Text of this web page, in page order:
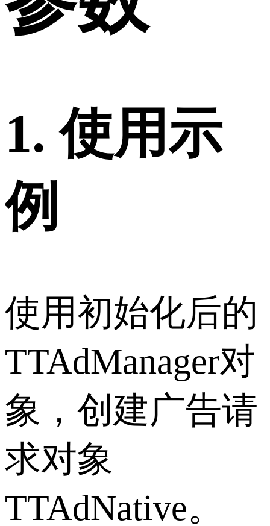
1. 使用示
例
使用初始化后的
TTAdManager对
象，创建广告请
求对象
TTAdNative。